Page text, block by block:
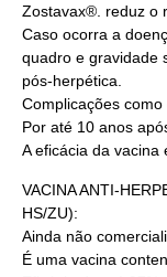
Zostavax®. reduz o
Caso ocorra a
quadro e gravidade
pós-herpética.
Complicações
Por até 10 anos
A eficácia da vacina
VACINA ANTI-
HS/ZU):
Ainda não
É uma vacina